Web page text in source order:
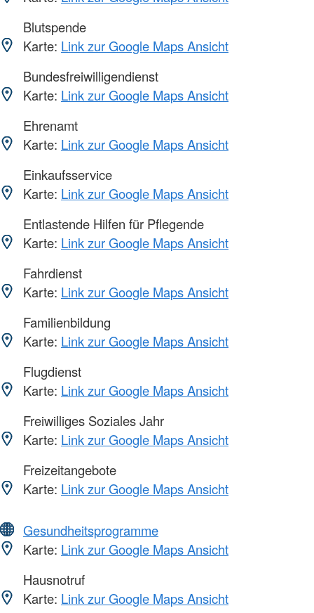
Blutspende
Karte: Link zur Google Maps Ansicht
Bundesfreiwilligendienst
Karte: Link zur Google Maps Ansicht
Ehrenamt
Karte: Link zur Google Maps Ansicht
Einkaufsservice
Karte: Link zur Google Maps Ansicht
Entlastende Hilfen für Pflegende
Karte: Link zur Google Maps Ansicht
Fahrdienst
Karte: Link zur Google Maps Ansicht
Familienbildung
Karte: Link zur Google Maps Ansicht
Flugdienst
Karte: Link zur Google Maps Ansicht
Freiwilliges Soziales Jahr
Karte: Link zur Google Maps Ansicht
Freizeitangebote
Karte: Link zur Google Maps Ansicht
Gesundheitsprogramme
Karte: Link zur Google Maps Ansicht
Hausnotruf
Karte: Link zur Google Maps Ansicht